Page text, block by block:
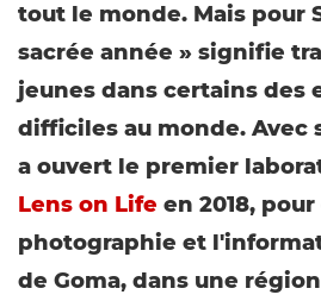
tout le monde. Mais pour
sacrée année » signifie
jeunes dans certains des
difficiles au monde. Avec
a ouvert le premier
Lens on Life en 2018,
photographie et
de Goma, dans une